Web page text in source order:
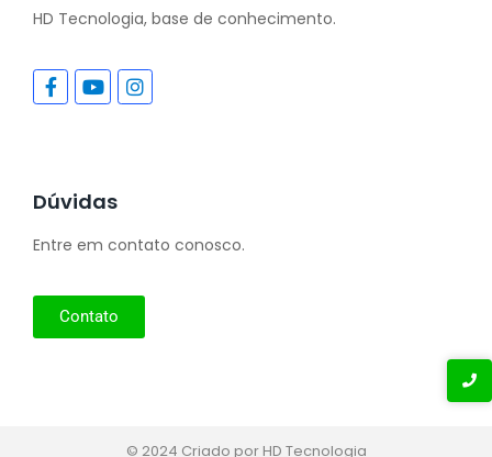
HD Tecnologia, base de conhecimento.
Dúvidas
Entre em contato conosco.
Contato
© 2024 Criado por HD Tecnologia